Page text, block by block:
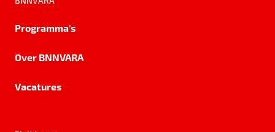
Programma's
Over BNNVARA
Vacatures